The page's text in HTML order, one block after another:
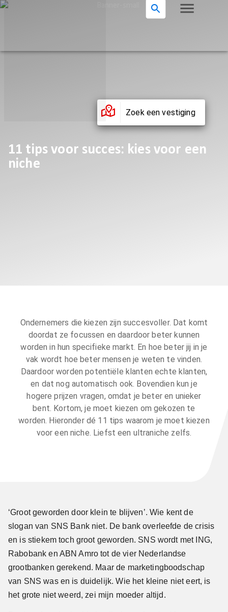
Zoek een vestiging
11 tips voor succes: kies voor een
niche
Ondernemers die kiezen zijn succesvoller. Dat komt
doordat ze focussen en daardoor beter kunnen
worden in hun specifieke markt. En hoe beter jij in je
vak wordt hoe beter mensen je weten te vinden.
Daardoor worden potentiële klanten echte klanten,
en dat nog automatisch ook. Bovendien kun je
hogere prijzen vragen, omdat je beter en unieker
bent. Kortom, je moet kiezen om gekozen te
worden. Hieronder dé 11 tips waarom je moet kiezen
voor een niche. Liefst een ultraniche zelfs.
‘Groot geworden door klein te blijven’. Wie kent de
slogan van SNS Bank niet. De bank overleefde de crisis
en is stiekem toch groot geworden. SNS wordt met ING,
Rabobank en ABN Amro tot de vier Nederlandse
grootbanken gerekend. Maar de marketingboodschap
van SNS was en is duidelijk. Wie het kleine niet eert, is
het grote niet weerd, zei mijn moeder altijd.